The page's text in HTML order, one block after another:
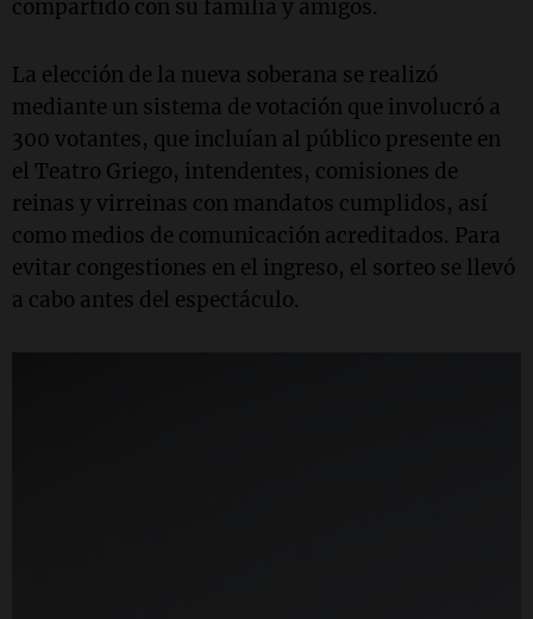
compartido con su familia y amigos.
La elección de la nueva soberana se realizó
mediante un sistema de votación que involucró a
300 votantes, que incluían al público presente en
el Teatro Griego, intendentes, comisiones de
reinas y virreinas con mandatos cumplidos, así
como medios de comunicación acreditados. Para
evitar congestiones en el ingreso, el sorteo se llevó
a cabo antes del espectáculo.